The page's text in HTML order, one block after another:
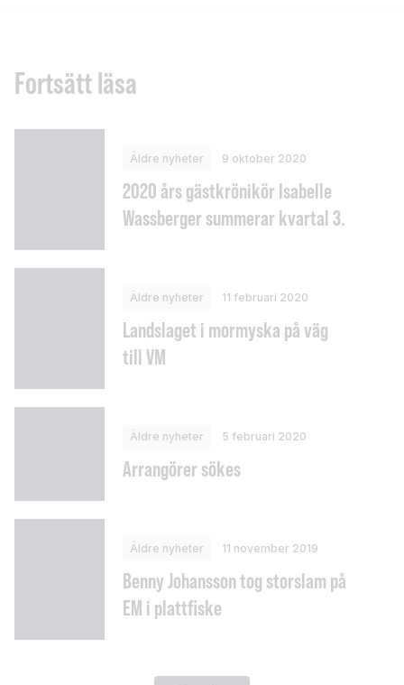
Fortsätt läsa
Äldre nyheter 9 oktober 2020
2020 års gästkrönikör Isabelle
Wassberger summerar kvartal 3.
Äldre nyheter 11 februari 2020
Landslaget i mormyska på väg
till VM
Äldre nyheter 5 februari 2020
Arrangörer sökes
Äldre nyheter 11 november 2019
Benny Johansson tog storslam på
EM i plattfiske